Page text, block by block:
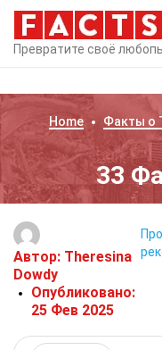
Превратите своё
Home Факты о
33
Автор: Theresina
Dowdy
Опубликовано:
25 Фев 2025